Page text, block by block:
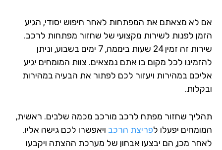
לא מצאתם את המפתחות לאחר חיפוש יסודי, הגיע
לפנות לשירות מקצועי של שחזור מפתחות לרכב.
שירות זה זמין 24 שעות ביממה, 7 ימים בשבוע, וניתן
לכל מקום בו אתם נמצאים. צוות המומחים יגיע
במהירות ויעזור לכם לפתור את הבעיה במהירות
שחזור מפתח לרכב מורכב מכמה שלבים. ראשית,
יפעלו לפריצת הרכבויאפשרו לכם גישה אליו.
מכן, הם יבצעו אבחון של מערכת ההצתה ויקבעו